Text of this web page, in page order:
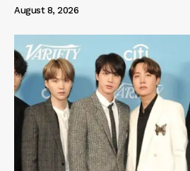
August 8, 2026